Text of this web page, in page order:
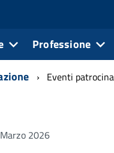
Professione
Eventi
2026